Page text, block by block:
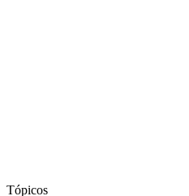
Tópicos